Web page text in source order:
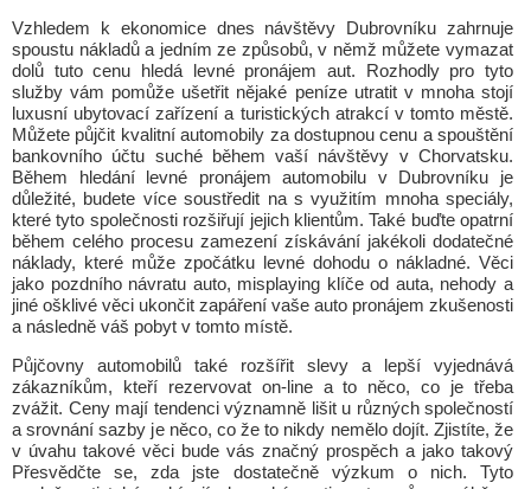
Vzhledem k ekonomice dnes návštěvy Dubrovníku zahrnuje
spoustu nákladů a jedním ze způsobů, v němž můžete vymazat
dolů tuto cenu hledá levné pronájem aut. Rozhodly pro tyto
služby vám pomůže ušetřit nějaké peníze utratit v mnoha stojí
luxusní ubytovací zařízení a turistických atrakcí v tomto městě.
Můžete půjčit kvalitní automobily za dostupnou cenu a spouštění
bankovního účtu suché během vaší návštěvy v Chorvatsku.
Během hledání levné pronájem automobilu v Dubrovníku je
důležité, budete více soustředit na s využitím mnoha speciály,
které tyto společnosti rozšiřují jejich klientům. Také buďte opatrní
během celého procesu zamezení získávání jakékoli dodatečné
náklady, které může zpočátku levné dohodu o nákladné. Věci
jako pozdního návratu auto, misplaying klíče od auta, nehody a
jiné ošklivé věci ukončit zapáření vaše auto pronájem zkušenosti
a následně váš pobyt v tomto místě.
Půjčovny automobilů také rozšířit slevy a lepší vyjednává
zákazníkům, kteří rezervovat on-line a to něco, co je třeba
zvážit. Ceny mají tendenci významně lišit u různých společností
a srovnání sazby je něco, co že to nikdy nemělo dojít. Zjistíte, že
v úvahu takové věci bude vás značný prospěch a jako takový
Přesvědčte se, zda jste dostatečně výzkum o nich. Tyto